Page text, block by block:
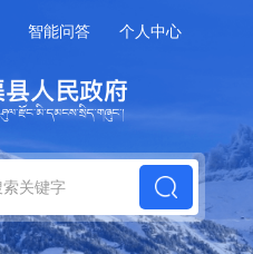
智能问答 个人中心